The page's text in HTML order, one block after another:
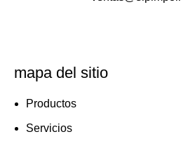
mapa del sitio
Productos
Servicios